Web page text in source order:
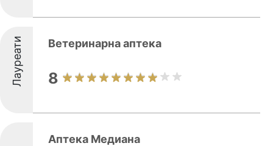
Лауреати Ветеринарна аптека
8
Аптека Медиана